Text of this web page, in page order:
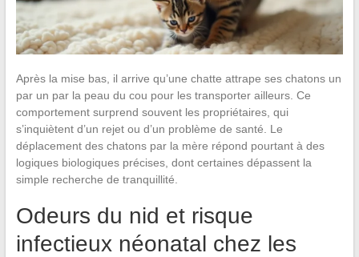
Après la mise bas, il arrive qu’une chatte attrape ses chatons un
par un par la peau du cou pour les transporter ailleurs. Ce
comportement surprend souvent les propriétaires, qui
s’inquiètent d’un rejet ou d’un problème de santé. Le
déplacement des chatons par la mère répond pourtant à des
logiques biologiques précises, dont certaines dépassent la
simple recherche de tranquillité.
Odeurs du nid et risque
infectieux néonatal chez les